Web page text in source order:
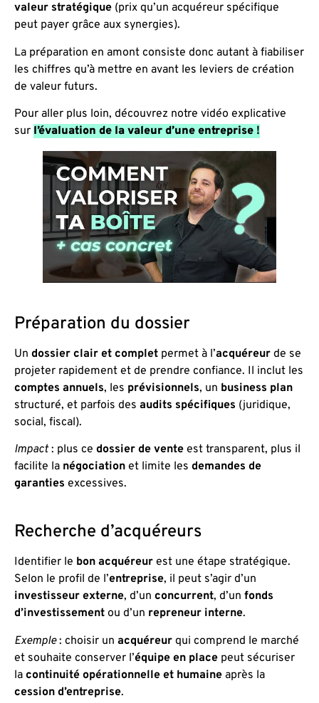
valeur stratégique (prix qu’un acquéreur spécifique
peut payer grâce aux synergies).
La préparation en amont consiste donc autant à fiabiliser
les chiffres qu’à mettre en avant les leviers de création
de valeur futurs.
Pour aller plus loin, découvrez notre vidéo explicative
sur l’évaluation de la valeur d’une entreprise !
Préparation du dossier
Un dossier clair et complet permet à l’acquéreur de se
projeter rapidement et de prendre confiance. Il inclut les
comptes annuels, les prévisionnels, un business plan
structuré, et parfois des audits spécifiques (juridique,
social, fiscal).
Impact: plus ce dossier de vente est transparent, plus il
facilite la négociation et limite les demandes de
garanties excessives.
Recherche d’acquéreurs
Identifier le bon acquéreur est une étape stratégique.
Selon le profil de l’entreprise, il peut s’agir d’un
investisseur externe, d’un concurrent, d’un fonds
d’investissement ou d’un repreneur interne.
Exemple: choisir un acquéreur qui comprend le marché
et souhaite conserver l’équipe en place peut sécuriser
la continuité opérationnelle et humaine après la
cession d’entreprise.